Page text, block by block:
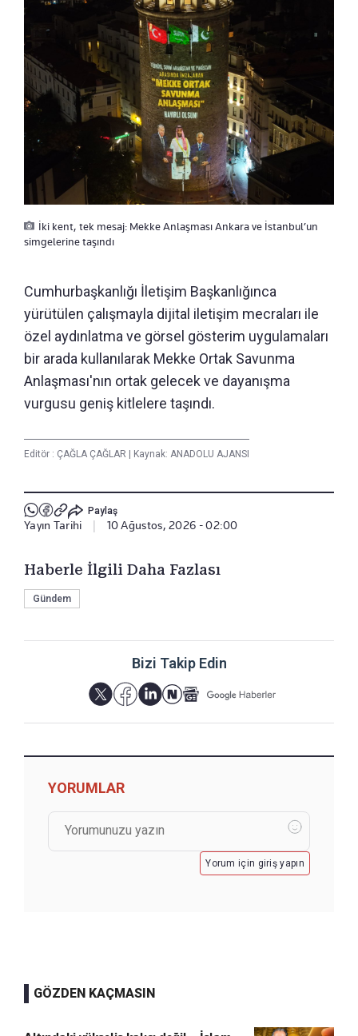
İki kent, tek mesaj: Mekke Anlaşması Ankara ve İstanbul’un
simgelerine taşındı
Cumhurbaşkanlığı İletişim Başkanlığınca
yürütülen çalışmayla dijital iletişim mecraları ile
özel aydınlatma ve görsel gösterim uygulamaları
bir arada kullanılarak Mekke Ortak Savunma
Anlaşması'nın ortak gelecek ve dayanışma
vurgusu geniş kitlelere taşındı.
Editör : ÇAĞLA ÇAĞLAR | Kaynak: ANADOLU AJANSI
Paylaş
Yayın Tarihi 10 Ağustos, 2026 - 02:00
Haberle İlgili Daha Fazlası
Gündem
Bizi Takip Edin
YORUMLAR
Yorum için giriş yapın
GÖZDEN KAÇMASIN